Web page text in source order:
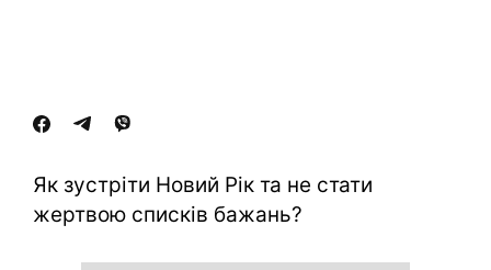
Як зустріти Новий Рік та не стати
жертвою списків бажань?